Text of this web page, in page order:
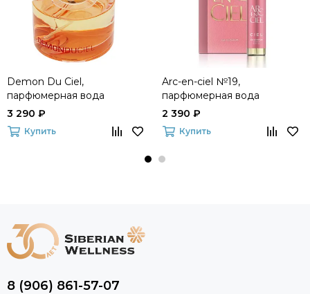
Demon Du Ciel,
парфюмерная вода
3 290 ₽
Купить
Arc-en-ciel №19,
парфюмерная вода
2 390 ₽
Купить
8 (906) 861-57-07